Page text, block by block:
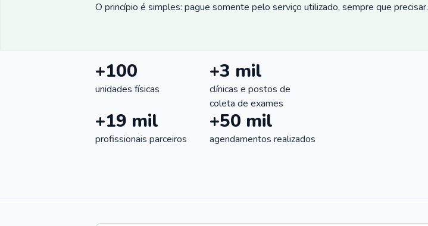
O princípio é simples: pague somente pelo serviço utilizado, sempre que precisar.
+100
unidades físicas
+3 mil
clínicas e postos de
coleta de exames
+19 mil
profissionais parceiros
+50 mil
agendamentos realizados